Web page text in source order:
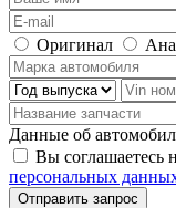
Оригинал
Данные об
Вы соглашаетесь
персональных